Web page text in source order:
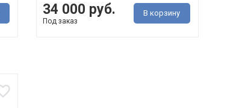
34 000 руб.
Под заказ
В корзину